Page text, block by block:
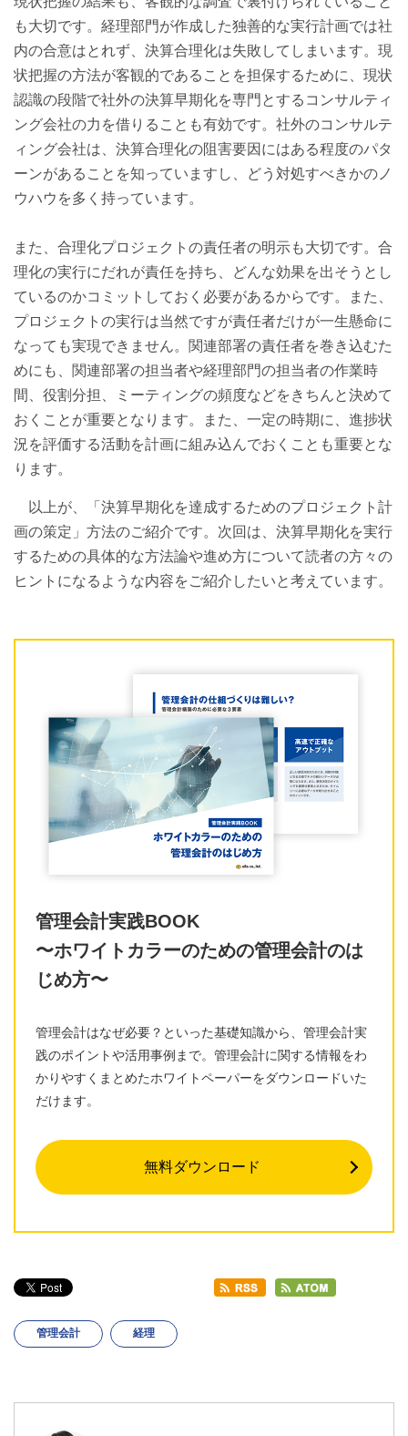
も大切です。経理部門が作成した独善的な実行計画では社
内の合意はとれず、決算合理化は失敗してしまいます。現
状把握の方法が客観的であることを担保するために、現状
認識の段階で社外の決算早期化を専門とするコンサルティ
ング会社の力を借りることも有効です。社外のコンサルテ
ィング会社は、決算合理化の阻害要因にはある程度のパタ
ーンがあることを知っていますし、どう対処すべきかのノ
ウハウを多く持っています。
また、合理化プロジェクトの責任者の明示も大切です。合
理化の実行にだれが責任を持ち、どんな効果を出そうとし
ているのかコミットしておく必要があるからです。また、
プロジェクトの実行は当然ですが責任者だけが一生懸命に
なっても実現できません。関連部署の責任者を巻き込むた
めにも、関連部署の担当者や経理部門の担当者の作業時
間、役割分担、ミーティングの頻度などをきちんと決めて
おくことが重要となります。また、一定の時期に、進捗状
況を評価する活動を計画に組み込んでおくことも重要とな
ります。
以上が、「決算早期化を達成するためのプロジェクト計
画の策定」方法のご紹介です。次回は、決算早期化を実行
するための具体的な方法論や進め方について読者の方々の
ヒントになるような内容をご紹介したいと考えています。
管理会計実践BOOK
〜ホワイトカラーのための管理会計のは
じめ方〜
管理会計はなぜ必要？といった基礎知識から、管理会計実
践のポイントや活用事例まで。管理会計に関する情報をわ
かりやすくまとめたホワイトペーパーをダウンロードいた
だけます。
無料ダウンロード
管理会計 経理